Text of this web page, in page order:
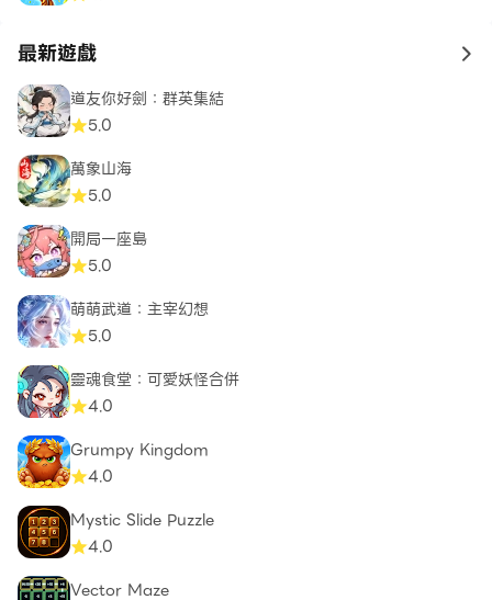
最新遊戲 to
道友你好劍：群英集結
5.0
萬象山海
5.0
開局一座島
5.0
萌萌武道：主宰幻想
5.0
靈魂食堂：可愛妖怪合併
4.0
Grumpy Kingdom
4.0
Mystic Slide Puzzle
4.0
Vector Maze